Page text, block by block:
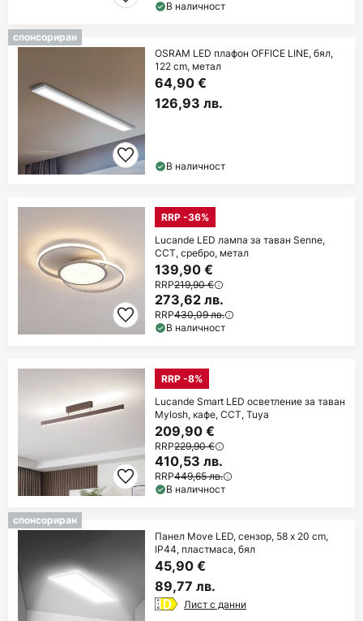
В наличност
спонсориран
OSRAM LED плафон OFFICE LINE, бял,
122 cm, метал
64,90 €
126,93 лв.
В наличност
RRP -36%
Lucande LED лампа за таван Senne,
CCT, сребро, метал
139,90 €
RRP219,90 €
273,62 лв.
RRP430,09 лв.
В наличност
RRP -8%
Lucande Smart LED осветление за таван
Mylosh, кафе, CCT, Tuya
209,90 €
RRP229,90 €
410,53 лв.
RRP449,65 лв.
В наличност
спонсориран
Панел Move LED, сензор, 58 x 20 cm,
IP44, пластмаса, бял
45,90 €
89,77 лв.
Лист с данни